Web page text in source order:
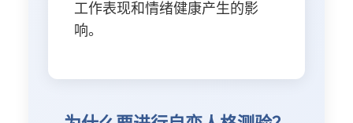
工作表现和情绪健康产生的影
响。